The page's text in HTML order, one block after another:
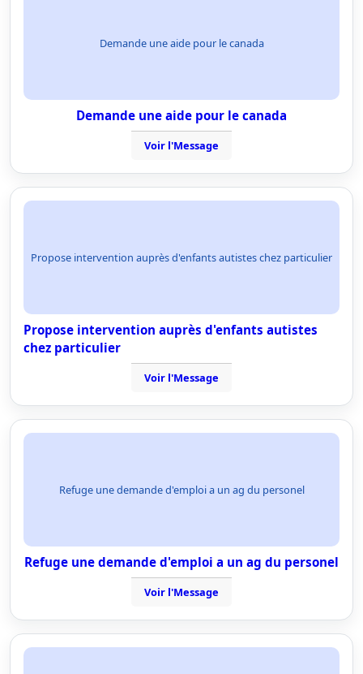
Demande une aide pour le canada
Demande une aide pour le canada
Voir l'Message
Propose intervention auprès d'enfants autistes chez particulier
Propose intervention auprès d'enfants autistes
chez particulier
Voir l'Message
Refuge une demande d'emploi a un ag du personel
Refuge une demande d'emploi a un ag du personel
Voir l'Message